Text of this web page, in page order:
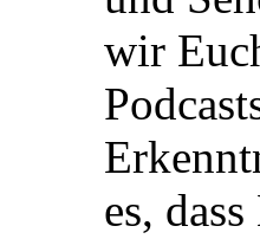
wir
es,